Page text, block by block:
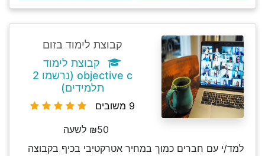
קבוצת לימוד בזום
קבוצת לימוד
objective c (נרשמו 2
תלמידים)
9 משובים
₪50 לשעה
למד/י עם חברים כמוך במחיר אטרקטיבי בכיף בקבוצה